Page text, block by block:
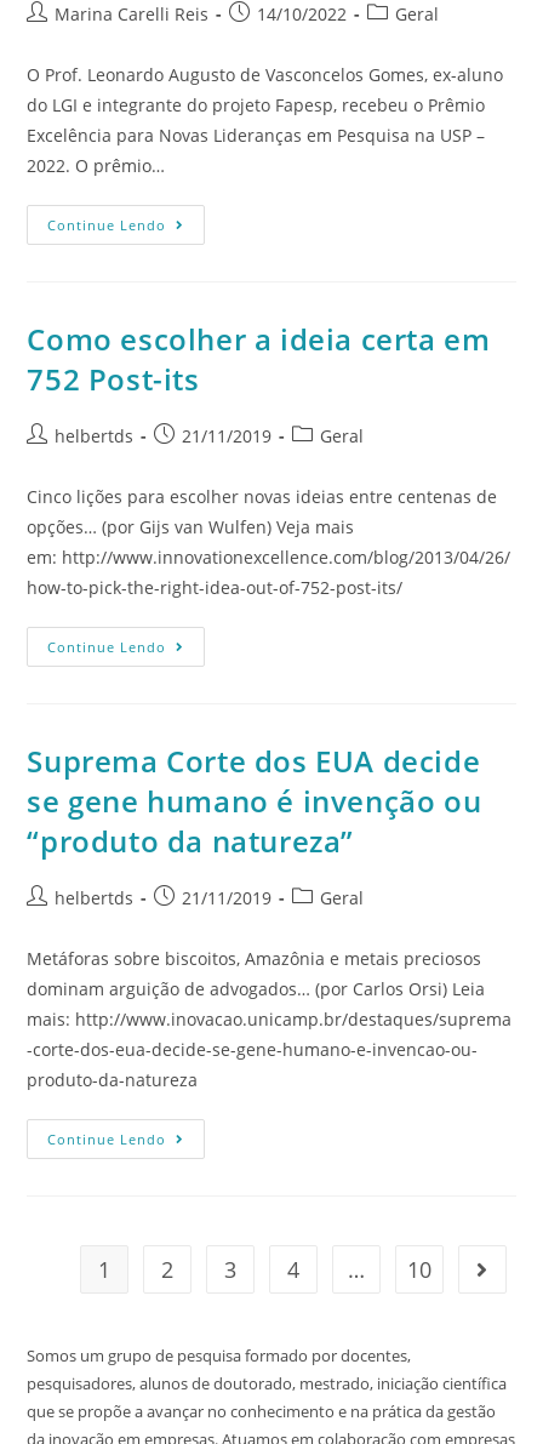
Marina Carelli Reis 14/10/2022 Geral
O Prof. Leonardo Augusto de Vasconcelos Gomes, ex-aluno
do LGI e integrante do projeto Fapesp, recebeu o Prêmio
Excelência para Novas Lideranças em Pesquisa na USP –
2022. O prêmio…
Continue Lendo
Como escolher a ideia certa em
752 Post-its
helbertds 21/11/2019 Geral
Cinco lições para escolher novas ideias entre centenas de
opções… (por Gijs van Wulfen) Veja mais
em: http://www.innovationexcellence.com/blog/2013/04/26/
how-to-pick-the-right-idea-out-of-752-post-its/
Continue Lendo
Suprema Corte dos EUA decide
se gene humano é invenção ou
“produto da natureza”
helbertds 21/11/2019 Geral
Metáforas sobre biscoitos, Amazônia e metais preciosos
dominam arguição de advogados… (por Carlos Orsi) Leia
mais: http://www.inovacao.unicamp.br/destaques/suprema
-corte-dos-eua-decide-se-gene-humano-e-invencao-ou-
produto-da-natureza
Continue Lendo
1 2 3 4 … 10
Somos um grupo de pesquisa formado por docentes,
pesquisadores, alunos de doutorado, mestrado, iniciação científica
que se propõe a avançar no conhecimento e na prática da gestão
da inovação em empresas. Atuamos em colaboração com empresas